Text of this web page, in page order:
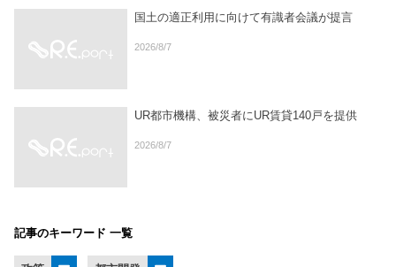
国土の適正利用に向けて有識者会議が提言
2026/8/7
UR都市機構、被災者にUR賃貸140戸を提供
2026/8/7
記事のキーワード 一覧